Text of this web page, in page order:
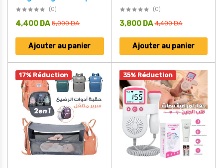
(0)
5,000DA
4,400 DA
Ajouter au panier
(0)
4,400DA
3,800 DA
Ajouter au panier
17% Réduction 35% Réduction